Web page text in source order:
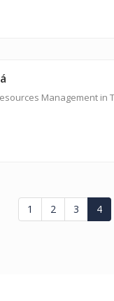
Management in
1 2 3 4